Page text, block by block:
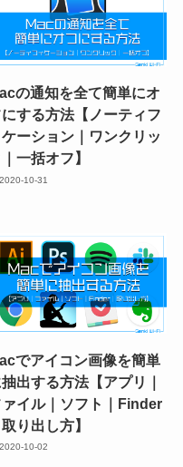
の通知を全て簡単にオ
する方法【ノーティフ
ケーション｜ワンクリッ
一括オフ】
2020-10-31
でアイコン画像を簡単
出する方法【アプリ｜
ァイル｜ソフト｜Finder
取り出し方】
2020-10-02